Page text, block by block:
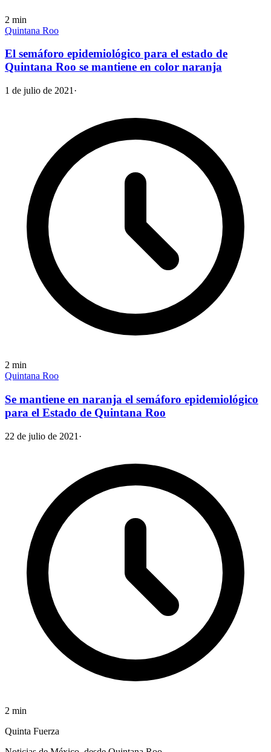
2 min
Quintana Roo
El semáforo epidemiológico para el estado de
Quintana Roo se mantiene en color naranja
1 de julio de 2021 ·
2 min
Quintana Roo
Se mantiene en naranja el semáforo epidemiológico
para el Estado de Quintana Roo
22 de julio de 2021 ·
2 min
Quinta Fuerza